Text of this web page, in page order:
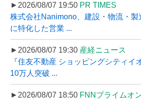
►2026/08/07 19:50 PR TIMES
株式会社Nanimono、建設・物流・製
に特化した営業 ...
►2026/08/07 19:30 産経ニュース
『住友不動産 ショッピングシティイ
10万人突破 ...
►2026/08/07 18:50 FNNプライムオ